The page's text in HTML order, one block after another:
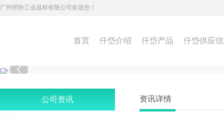
广州明协工业器材有限公司欢迎您！
首页 仟岱介绍 仟岱产品 仟岱供应

公司资讯 资讯详情